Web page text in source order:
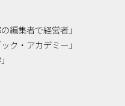
編集者で経営者」
ク・アカデミー」